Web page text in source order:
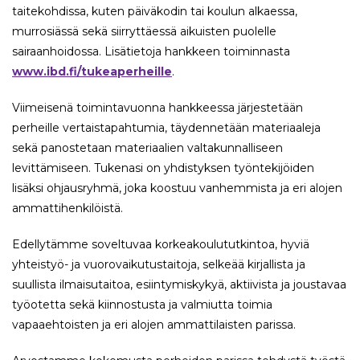
taitekohdissa, kuten päiväkodin tai koulun alkaessa,
murrosiässä sekä siirryttäessä aikuisten puolelle
sairaanhoidossa. Lisätietoja hankkeen toiminnasta
www.ibd.fi/tukeaperheille.
Viimeisenä toimintavuonna hankkeessa järjestetään
perheille vertaistapahtumia, täydennetään materiaaleja
sekä panostetaan materiaalien valtakunnalliseen
levittämiseen. Tukenasi on yhdistyksen työntekijöiden
lisäksi ohjausryhmä, joka koostuu vanhemmista ja eri alojen
ammattihenkilöistä.
Edellytämme soveltuvaa korkeakoulututkintoa, hyviä
yhteistyö- ja vuorovaikutustaitoja, selkeää kirjallista ja
suullista ilmaisutaitoa, esiintymiskykyä, aktiivista ja joustavaa
työotetta sekä kiinnostusta ja valmiutta toimia
vapaaehtoisten ja eri alojen ammattilaisten parissa.